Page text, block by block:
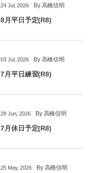
24 Jul,2026 By 高橋信明
8月平日予定(R8)
03 Jul,2026 By 高橋信明
7月平日練習(R8)
28 Jun,2026 By 高橋信明
7月休日予定(R8)
25 May,2026 By 高橋信明